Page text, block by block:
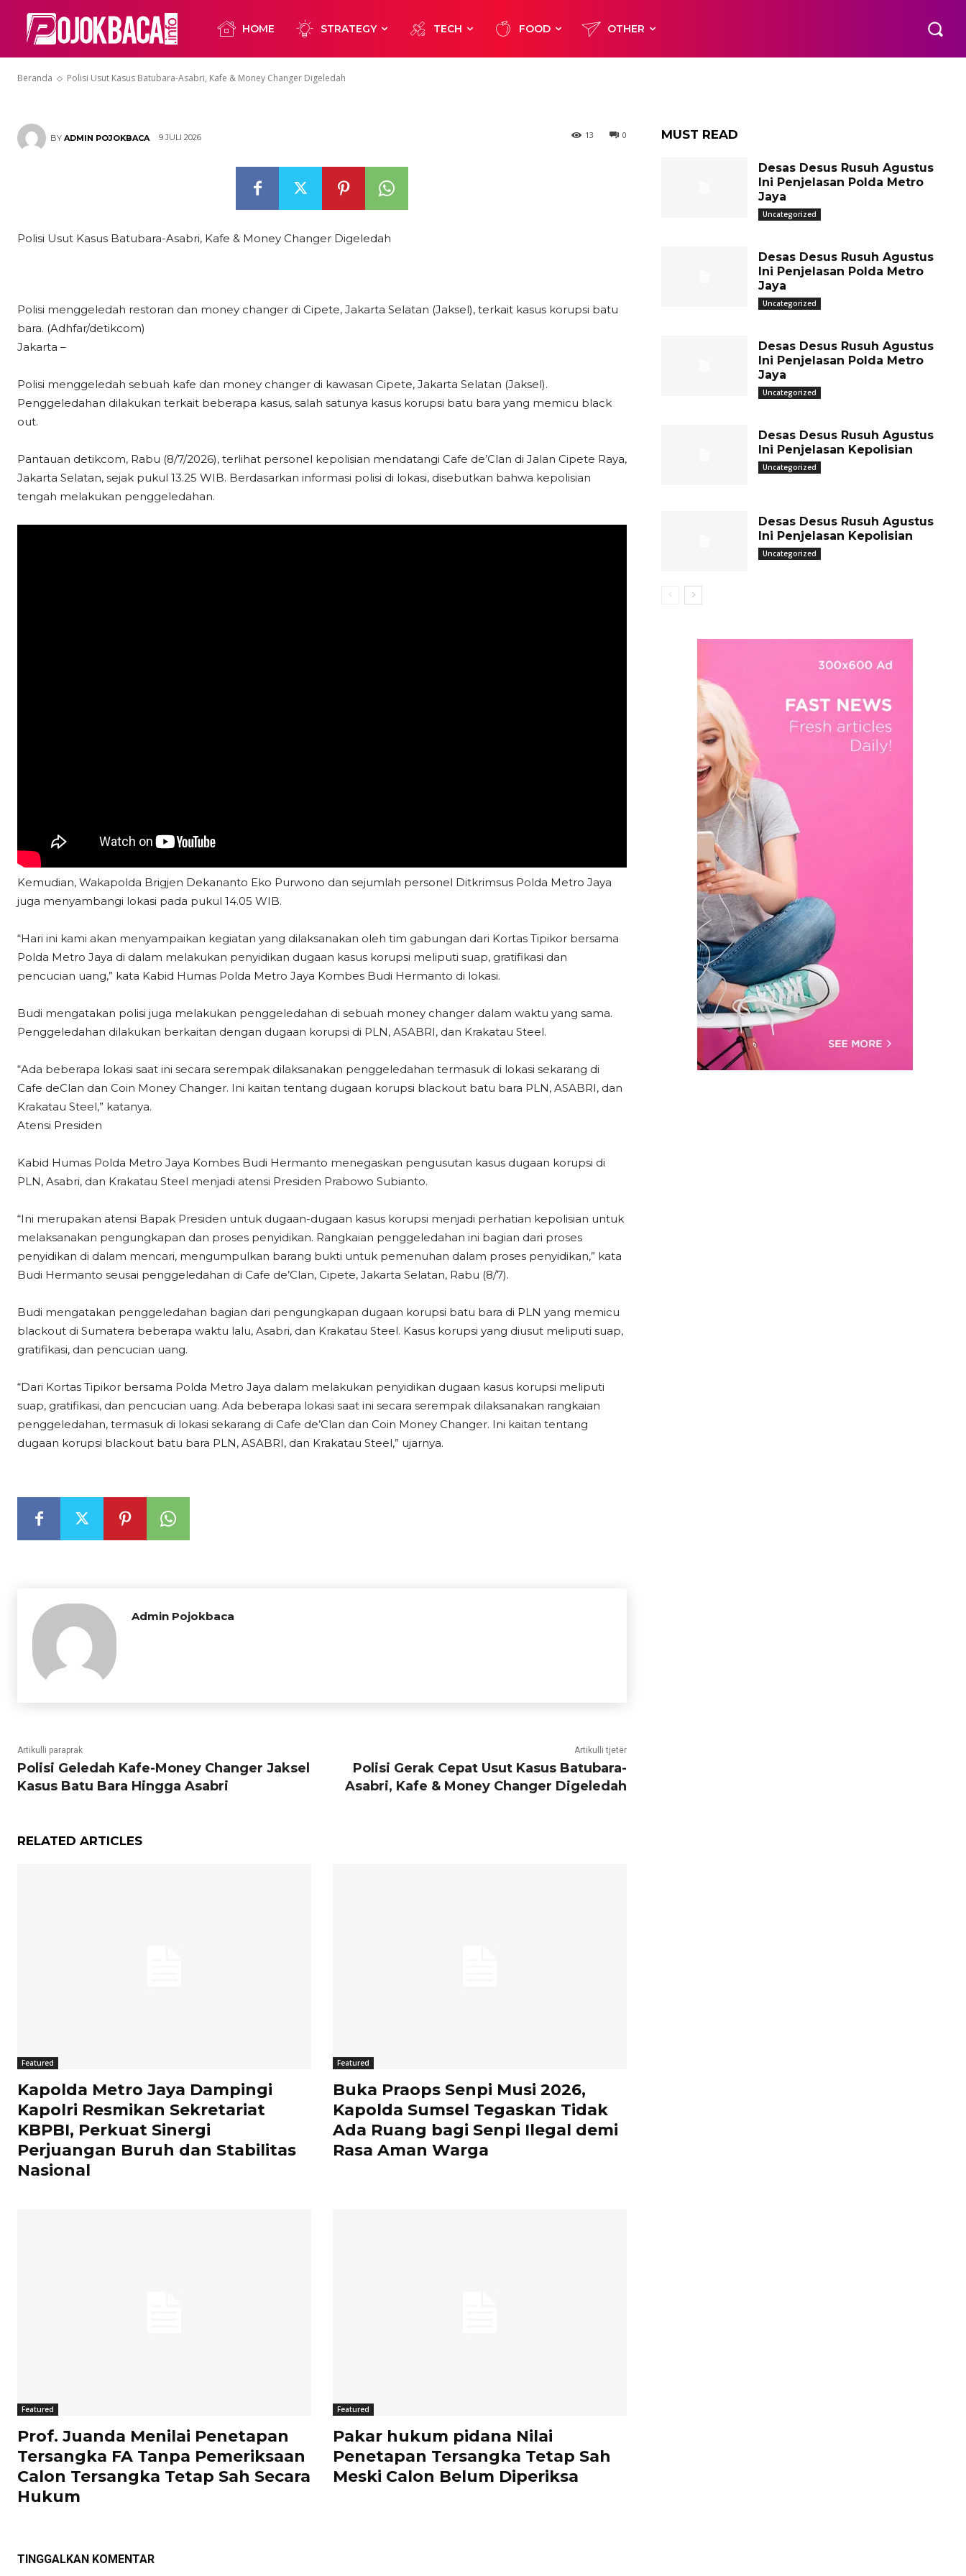
HOME STRATEGY TECH FOOD OTHER
Beranda Polisi Usut Kasus Batubara-Asabri, Kafe & Money Changer Digeledah
Kafe & Money Changer Digeledah
BY ADMIN POJOKBACA 9 JULI 2026 0
13
Polisi Usut Kasus Batubara-Asabri, Kafe & Money Changer Digeledah
Polisi menggeledah restoran dan money changer di Cipete, Jakarta Selatan (Jaksel), terkait kasus korupsi batu
bara. (Adhfar/detikcom)
Jakarta –
Polisi menggeledah sebuah kafe dan money changer di kawasan Cipete, Jakarta Selatan (Jaksel).
Penggeledahan dilakukan terkait beberapa kasus, salah satunya kasus korupsi batu bara yang memicu black
out.
Pantauan detikcom, Rabu (8/7/2026), terlihat personel kepolisian mendatangi Cafe de’Clan di Jalan Cipete Raya,
Jakarta Selatan, sejak pukul 13.25 WIB. Berdasarkan informasi polisi di lokasi, disebutkan bahwa kepolisian
tengah melakukan penggeledahan.
Kemudian, Wakapolda Brigjen Dekananto Eko Purwono dan sejumlah personel Ditkrimsus Polda Metro Jaya
juga menyambangi lokasi pada pukul 14.05 WIB.
“Hari ini kami akan menyampaikan kegiatan yang dilaksanakan oleh tim gabungan dari Kortas Tipikor bersama
Polda Metro Jaya di dalam melakukan penyidikan dugaan kasus korupsi meliputi suap, gratifikasi dan
pencucian uang,” kata Kabid Humas Polda Metro Jaya Kombes Budi Hermanto di lokasi.
Budi mengatakan polisi juga melakukan penggeledahan di sebuah money changer dalam waktu yang sama.
Penggeledahan dilakukan berkaitan dengan dugaan korupsi di PLN, ASABRI, dan Krakatau Steel.
“Ada beberapa lokasi saat ini secara serempak dilaksanakan penggeledahan termasuk di lokasi sekarang di
Cafe deClan dan Coin Money Changer. Ini kaitan tentang dugaan korupsi blackout batu bara PLN, ASABRI, dan
Krakatau Steel,” katanya.
Atensi Presiden
Kabid Humas Polda Metro Jaya Kombes Budi Hermanto menegaskan pengusutan kasus dugaan korupsi di
PLN, Asabri, dan Krakatau Steel menjadi atensi Presiden Prabowo Subianto.
“Ini merupakan atensi Bapak Presiden untuk dugaan-dugaan kasus korupsi menjadi perhatian kepolisian untuk
melaksanakan pengungkapan dan proses penyidikan. Rangkaian penggeledahan ini bagian dari proses
penyidikan di dalam mencari, mengumpulkan barang bukti untuk pemenuhan dalam proses penyidikan,” kata
Budi Hermanto seusai penggeledahan di Cafe de’Clan, Cipete, Jakarta Selatan, Rabu (8/7).
Budi mengatakan penggeledahan bagian dari pengungkapan dugaan korupsi batu bara di PLN yang memicu
blackout di Sumatera beberapa waktu lalu, Asabri, dan Krakatau Steel. Kasus korupsi yang diusut meliputi suap,
gratifikasi, dan pencucian uang.
“Dari Kortas Tipikor bersama Polda Metro Jaya dalam melakukan penyidikan dugaan kasus korupsi meliputi
suap, gratifikasi, dan pencucian uang. Ada beberapa lokasi saat ini secara serempak dilaksanakan rangkaian
penggeledahan, termasuk di lokasi sekarang di Cafe de’Clan dan Coin Money Changer. Ini kaitan tentang
dugaan korupsi blackout batu bara PLN, ASABRI, dan Krakatau Steel,” ujarnya.
Admin Pojokbaca
Artikulli paraprak
Polisi Geledah Kafe-Money Changer Jaksel
Kasus Batu Bara Hingga Asabri
Artikulli tjetër
Polisi Gerak Cepat Usut Kasus Batubara-
Asabri, Kafe & Money Changer Digeledah
RELATED ARTICLES
Featured
Kapolda Metro Jaya Dampingi
Kapolri Resmikan Sekretariat
KBPBI, Perkuat Sinergi
Perjuangan Buruh dan Stabilitas
Nasional
Featured
Buka Praops Senpi Musi 2026,
Kapolda Sumsel Tegaskan Tidak
Ada Ruang bagi Senpi Ilegal demi
Rasa Aman Warga
Featured
Prof. Juanda Menilai Penetapan
Tersangka FA Tanpa Pemeriksaan
Calon Tersangka Tetap Sah Secara
Hukum
Featured
Pakar hukum pidana Nilai
Penetapan Tersangka Tetap Sah
Meski Calon Belum Diperiksa
TINGGALKAN KOMENTAR
MUST READ
Desas Desus Rusuh Agustus
Ini Penjelasan Polda Metro
Jaya
Uncategorized
Desas Desus Rusuh Agustus
Ini Penjelasan Polda Metro
Jaya
Uncategorized
Desas Desus Rusuh Agustus
Ini Penjelasan Polda Metro
Jaya
Uncategorized
Desas Desus Rusuh Agustus
Ini Penjelasan Kepolisian
Uncategorized
Desas Desus Rusuh Agustus
Ini Penjelasan Kepolisian
Uncategorized